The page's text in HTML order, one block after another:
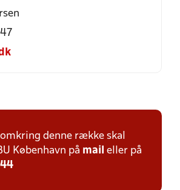
denne række skal
København på mail eller på